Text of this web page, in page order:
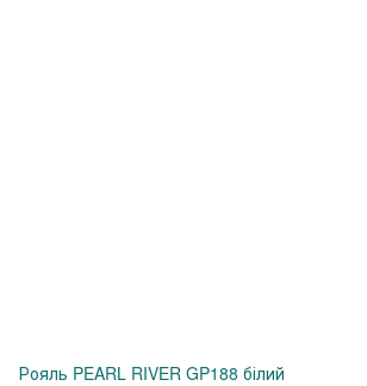
Рояль PEARL RIVER GP188 білий